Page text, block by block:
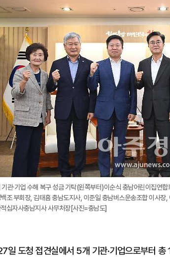
기관·기업 수해 복구 성금 기탁(왼쪽부터)이순식 충남어린이집연
조 부회장, 김태흠 충남도지사, 이준일 충남버스운송조합 이사
십자사충남지사 사무처장[사진=충남도]
일 도청 접견실에서 5개 기관·기업으로부터